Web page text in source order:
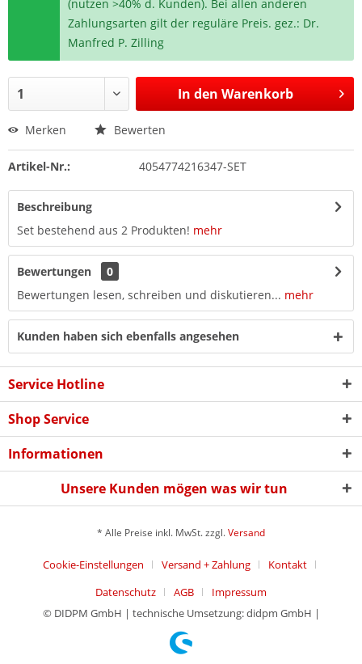
(nutzen >40% d. Kunden). Bei allen anderen
Zahlungsarten gilt der reguläre Preis. gez.: Dr.
Manfred P. Zilling
In den Warenkorb
Merken Bewerten
Artikel-Nr.: 4054774216347-SET
Beschreibung
Set bestehend aus 2 Produkten! mehr
Bewertungen
0
Bewertungen lesen, schreiben und diskutieren... mehr
Kunden haben sich ebenfalls angesehen
Service Hotline
Shop Service
Informationen
Unsere Kunden mögen was wir tun
* Alle Preise inkl. MwSt. zzgl.Versand
Cookie-Einstellungen Versand + Zahlung
Kontakt
Datenschutz
AGB
Impressum
© DIDPM GmbH | technische Umsetzung: didpm GmbH |